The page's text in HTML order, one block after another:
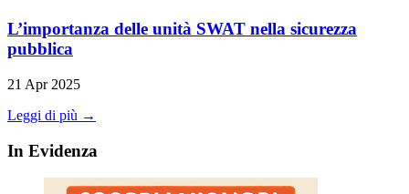
L’importanza delle unità SWAT nella sicurezza
pubblica
21 Apr 2025
Leggi di più →
In Evidenza